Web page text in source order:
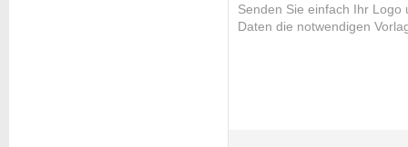
Senden Sie einfach Ihr
Daten die notwendigen